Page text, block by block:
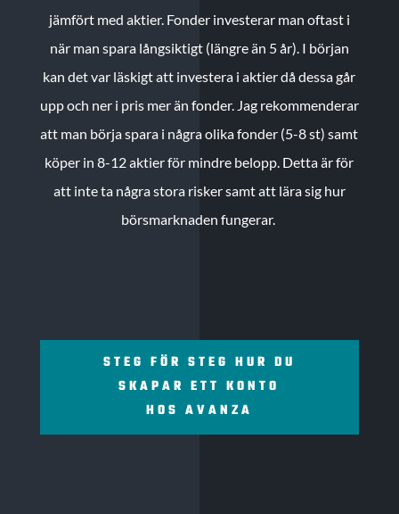
jämfört med aktier. Fonder investerar man oftast i
när man spara långsiktigt (längre än 5 år). I början
kan det var läskigt att investera i aktier då dessa går
upp och ner i pris mer än fonder. Jag rekommenderar
att man börja spara i några olika fonder (5-8 st) samt
köper in 8-12 aktier för mindre belopp. Detta är för
att inte ta några stora risker samt att lära sig hur
börsmarknaden fungerar.
STEG FÖR STEG HUR DU
SKAPAR ETT KONTO
HOS AVANZA